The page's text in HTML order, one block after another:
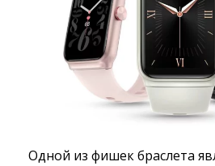
Одной из фишек браслета